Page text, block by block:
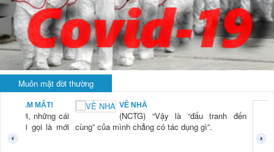
Muôn mặt đời thường
NAM MẤT!
“Xời, những cái
mới gọi là mới
VỀ NHÀ
(NCTG) “Vậy là “đấu tranh đến
cùng” của mình chẳng có tác dụng gì”.